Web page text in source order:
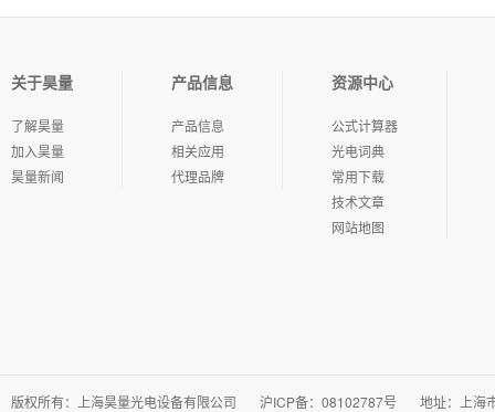
关于昊量
了解昊量
加入昊量
昊量新闻
产品信息
产品信息
相关应用
代理品牌
资源中心
公式计算器
光电词典
常用下载
技术文章
网站地图
版权所有：上海昊量光电设备有限公司 沪ICP备：08102787号 地址：上海